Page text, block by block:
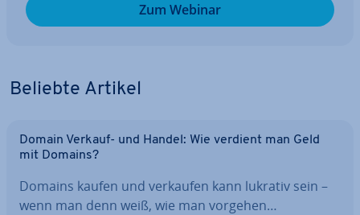
Zum Webinar
Beliebte Artikel
Domain Verkauf- und Handel: Wie verdient man Geld
mit Domains?
Domains kaufen und verkaufen kann lukrativ sein –
wenn man denn weiß, wie man vorgehen…